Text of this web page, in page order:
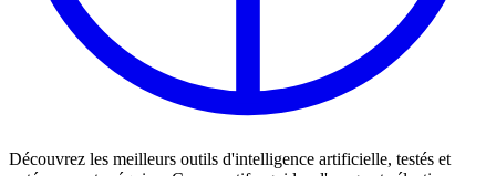
Découvrez les meilleurs outils d'intelligence artificielle, testés et